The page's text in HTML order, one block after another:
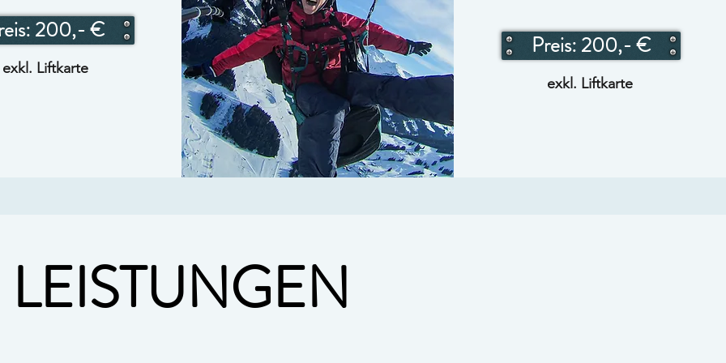
200,- €
exkl. Liftkarte
Preis: 200,- €
exkl. Liftkarte
LEISTUNGEN